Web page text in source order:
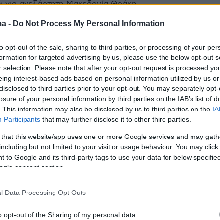
- Do Not Process My Personal Information
opt-out of the sale, sharing to third parties, or processing of your
for targeted advertising by us, please use the below opt-out
selection. Please note that after your opt-out request is processed
interest-based ads based on personal information utilized by us
to third parties prior to your opt-out. You may separately
of your personal information by third parties on the IAB’s list of
This information may also be disclosed by us to third parties on the
Participants that may further disclose it to other third parties.
that this website/app uses one or more Google services and may
but not limited to your visit or usage behaviour. You may
to Google and its third-party tags to use your data for below
consent section.
Data Processing Opt Outs
opt-out of the Sharing of my personal data.
για ανεξάρτητη Μακεδονία-Θράκη
πτυχές του μακεδονικού
(1959-1992)
εξωτερικής πολιτικής τη δεκαετία του 1960
στην Ελλάδα… έρχεται μέσω Σκοπίων - Η
επίσκεψη του τότε Προέδρου της Δημοκρατίας
στην Αυστραλία το 1988 - Η χαμένη ευκαιρία
ρεπορτάζ του Σταύρου
την τριακονταετή «κρυφή
του Μακεδονικού»
6